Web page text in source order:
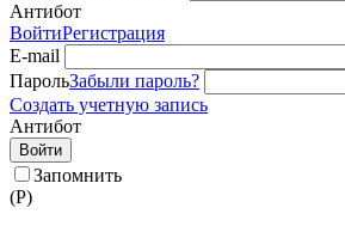
Антибот
ВойтиРегистрация
E-mail
ПарольЗабыли пароль?
Создать учетную запись
Антибот
Войти
Запомнить
(Р)